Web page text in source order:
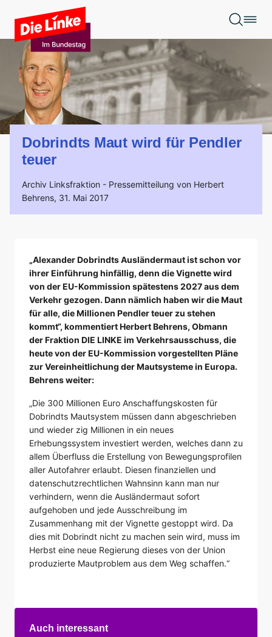
Zum Hauptinhalt springen
Dobrindts Maut wird für Pendler
teuer
Archiv Linksfraktion - Pressemitteilung von Herbert
Behrens, 31. Mai 2017
„Alexander Dobrindts Ausländermaut ist schon vor
ihrer Einführung hinfällig, denn die Vignette wird
von der EU-Kommission spätestens 2027 aus dem
Verkehr gezogen. Dann nämlich haben wir die Maut
für alle, die Millionen Pendler teuer zu stehen
kommt“, kommentiert Herbert Behrens, Obmann
der Fraktion DIE LINKE im Verkehrsausschuss, die
heute von der EU-Kommission vorgestellten Pläne
zur Vereinheitlichung der Mautsysteme in Europa.
Behrens weiter:
„Die 300 Millionen Euro Anschaffungskosten für
Dobrindts Mautsystem müssen dann abgeschrieben
und wieder zig Millionen in ein neues
Erhebungssystem investiert werden, welches dann zu
allem Überfluss die Erstellung von Bewegungsprofilen
aller Autofahrer erlaubt. Diesen finanziellen und
datenschutzrechtlichen Wahnsinn kann man nur
verhindern, wenn die Ausländermaut sofort
aufgehoben und jede Ausschreibung im
Zusammenhang mit der Vignette gestoppt wird. Da
dies mit Dobrindt nicht zu machen sein wird, muss im
Herbst eine neue Regierung dieses von der Union
produzierte Mautproblem aus dem Weg schaffen.“
Auch interessant